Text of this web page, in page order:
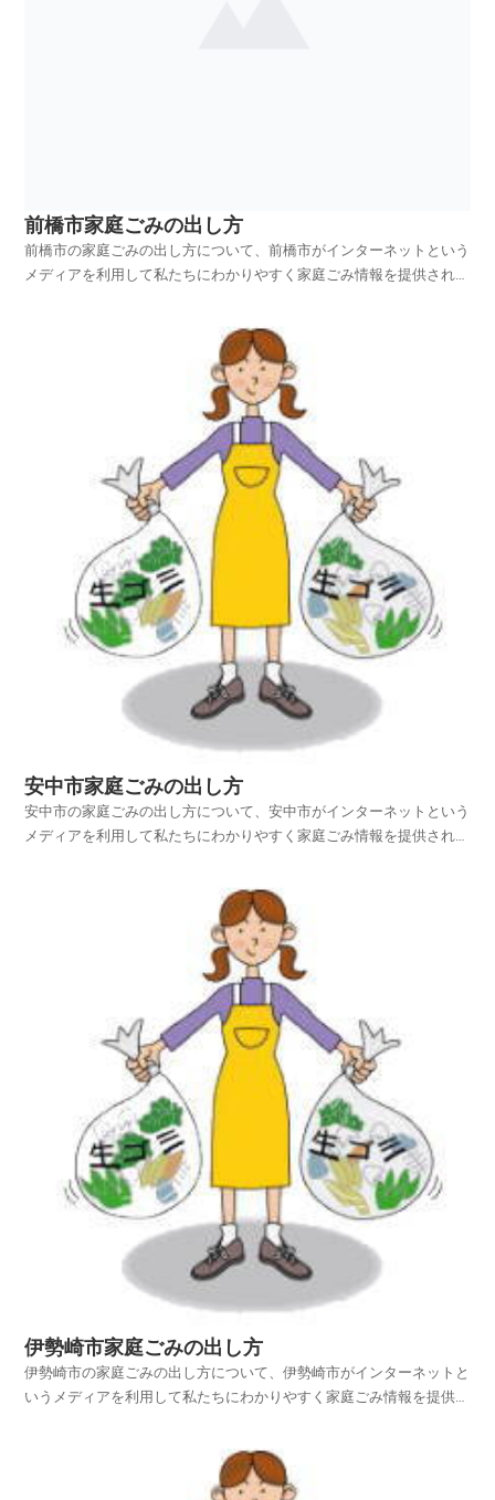
前橋市家庭ごみの出し方
前橋市の家庭ごみの出し方について、前橋市がインターネットという
メディアを利用して私たちにわかりやすく家庭ごみ情報を提供されて
ジを探し、前橋市の家庭ごみの出し方を項目別に紹介しておりますの
でご活用いただければ幸いです。リサイクルマークンごみ...
安中市家庭ごみの出し方
安中市の家庭ごみの出し方について、安中市がインターネットという
メディアを利用して私たちにわかりやすく家庭ごみ情報を提供されて
でご活用いただければ幸いです。平成25年4月1日から...
伊勢崎市家庭ごみの出し方
伊勢崎市の家庭ごみの出し方について、伊勢崎市がインターネットと
いうメディアを利用して私たちにわかりやすく家庭ごみ情報を提供さ
りますのでご活用いただければ幸いです。平成25年4月...